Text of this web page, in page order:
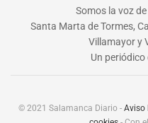
Somos la voz
Santa Marta de Tormes,
Villamayor y
Un
© 2021 Salamanca Diario - Aviso